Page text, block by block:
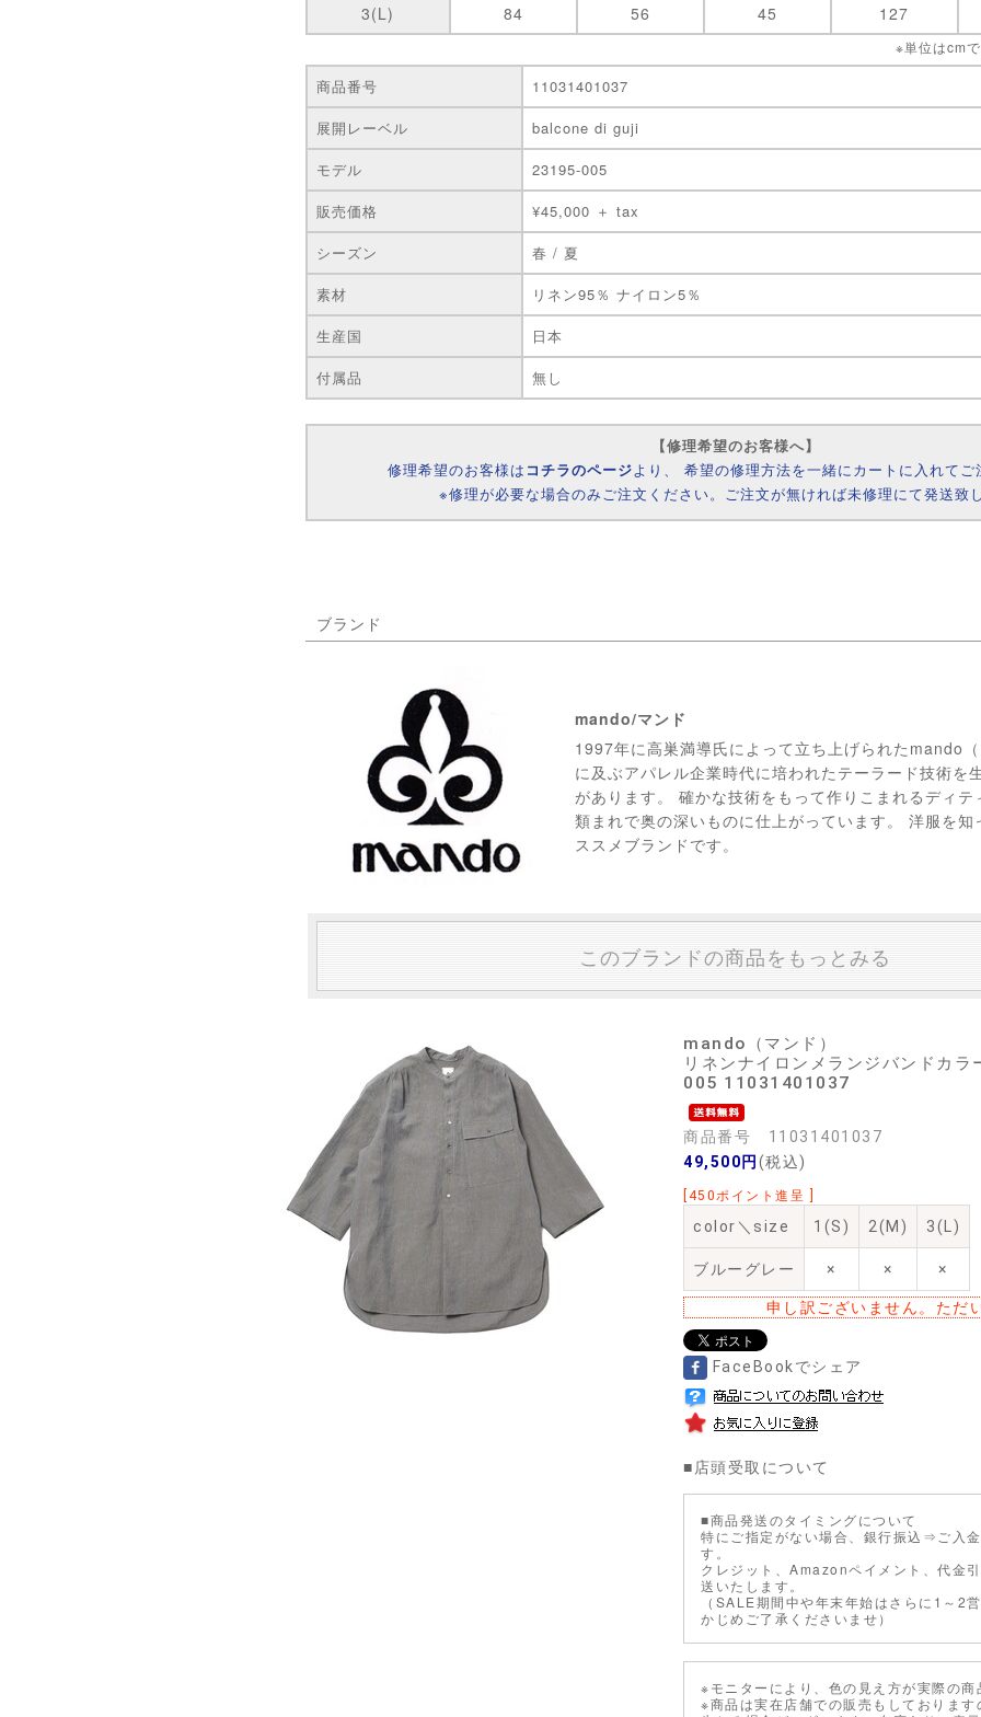
3(L)
84 56 45 127
※単位はcm
商品番号
11031401037
展開レーベル
balcone di guji
モデル
23195-005
販売価格
¥45,000 ＋ tax
シーズン
春 / 夏
素材
リネン95％ ナイロン5％
生産国
日本
付属品
無し
【修理希望のお客様へ】
修理希望のお客様は コチラのページより、 希望の修理方法を一緒にカートに入れてご
※修理が必要な場合のみご注文ください。ご注文が無ければ未修理にて発送致し
ブランド
mando/マンド
1997年に高巣満導氏によって立ち上げられたmando
に及ぶアパレル企業時代に培われたテーラード技術を
があります。 確かな技術をもって作りこまれるディテ
類まれで奥の深いものに仕上がっています。 洋服を知
ススメブランドです。
このブランドの商品をもっとみる
mando（マンド）
リネンナイロンメランジバンドカ
005 11031401037
商品番号 11031401037
49,500円 (税込)
[450ポイント進呈 ]
color＼size 1(S) 2(M) 3(L)
ブルーグレー × × ×
申し訳ございません。ただ
FaceBookでシェア
■店頭受取について
■商品発送のタイミングについて
特にご指定がない場合、銀行振込⇒ご入
す。
クレジット、Amazonペイメント、代金
送いたします。
（SALE期間中や年末年始はさらに1～2
かじめご了承くださいませ）
※モニターにより、色の見え方が実際の商
※商品は実在店舗での販売もしておりま